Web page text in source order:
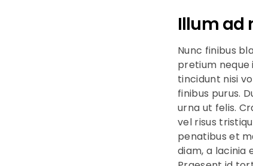
Illum ad
Nunc finibus
pretium neque
tincidunt nisi
finibus purus.
urna ut felis.
vel risus
penatibus et
diam, a lacinia